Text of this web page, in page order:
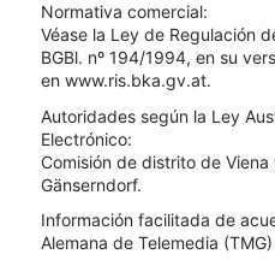
Normativa comercial:
Véase la Ley de Regulación
BGBl. nº 194/1994, en su
en www.ris.bka.gv.at.
Autoridades según la Ley
Electrónico:
Comisión de distrito de
Gänserndorf.
Información facilitada de
Alemana de Telemedia (TMG)